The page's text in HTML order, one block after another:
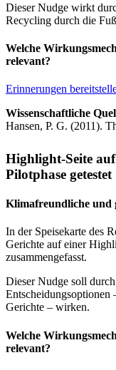
Dieser Nudge wirkt
Recycling durch die
Welche
relevant?
Erinnerungen
Wissenschaftliche
Hansen, P. G. (2011).
Highlight-Seite
Pilotphase getestet
Klimafreundliche und
In der Speisekarte des
Gerichte auf einer
zusammengefasst.
Dieser Nudge soll
Entscheidungsoptionen
Gerichte – wirken.
Welche
relevant?